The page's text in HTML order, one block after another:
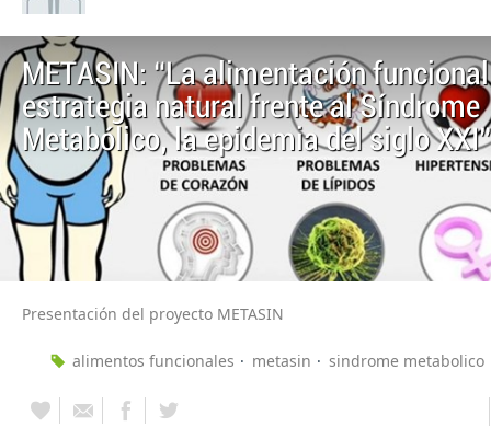
METASIN: “La alimentación
estrategia natural frente al Síndrome
Metabólico, la epidemia del siglo XXI”
Presentación del proyecto METASIN
alimentos funcionales metasin sindrome metabolico